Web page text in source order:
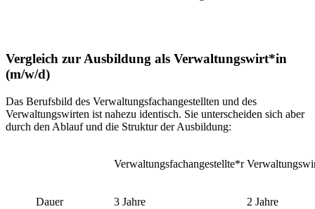
Vergleich zur Ausbildung als Verwaltungswirt*in
(m/w/d)
Das Berufsbild des Verwaltungsfachangestellten und des
Verwaltungswirten ist nahezu identisch. Sie unterscheiden sich aber
durch den Ablauf und die Struktur der Ausbildung:
Verwaltungsfachangestellte*r
Dauer 3 Jahre 2 Jahre